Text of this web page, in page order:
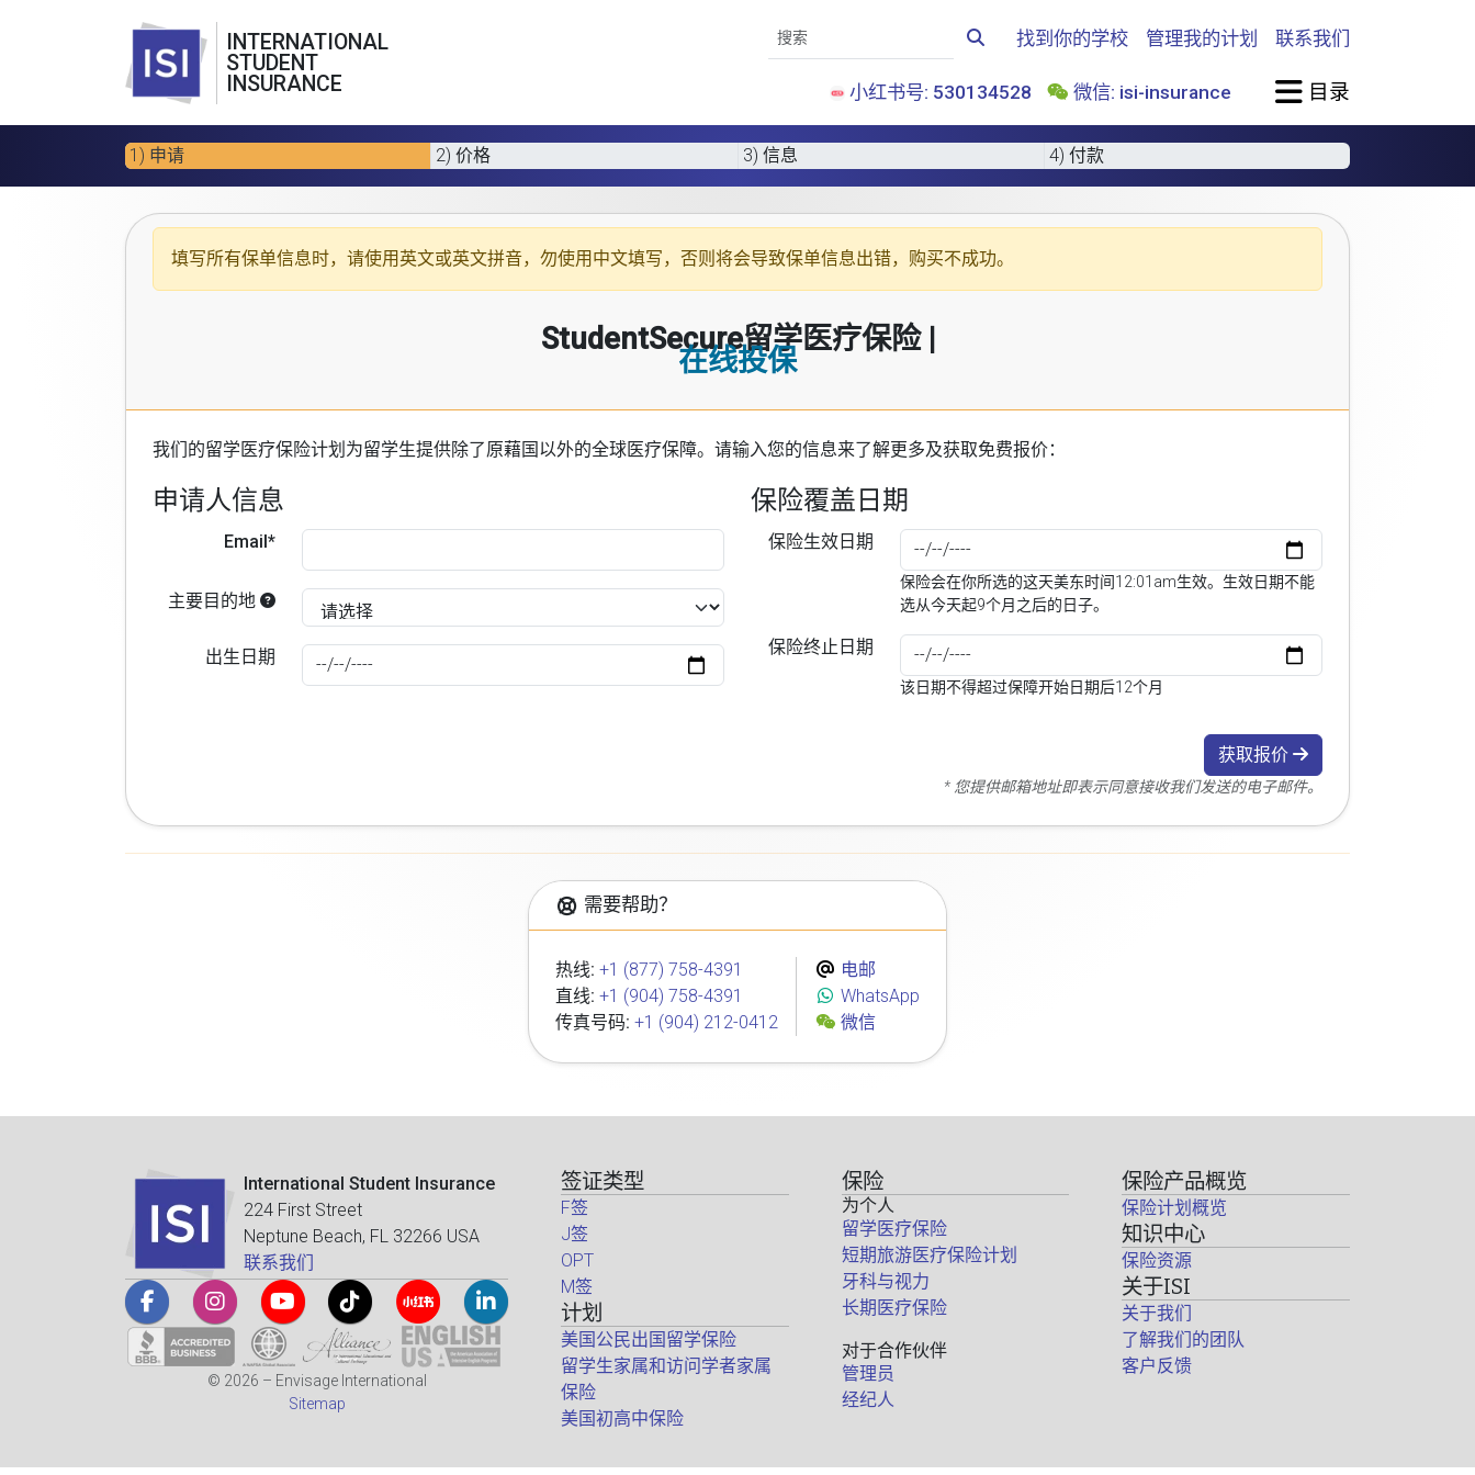
INTERNATIONAL
STUDENT
INSURANCE
找到你的学校 管理我的计划 联系我们
小红书号: 530134528 微信: isi-insurance 目录
1) 申请 2) 价格 3) 信息 4) 付款
填写所有保单信息时，请使用 英文或英文拼音，勿使用中文填写，否则将会导致保单信息出错，购买不成功。
StudentSecure留学医疗保险 |
在线投保
我们的留学医疗保险计划 为留学生提供除了原藉国以外的全球医疗保障。请输入您的信息来了解更多及获取免费报价：
申请人信息
Email*
主要目的地
出生日期
保险覆盖日期
保险生效日期
保险会在你所选的这天美东时间12:01am生效。生效日期不能
选从今天起9个月之后的日子。
保险终止日期
该日期不得超过保障开始日期后12个月
获取报价
* 您提供邮箱地址即表示同意接收我们发送的电子邮件。
需要帮助？
热线: +1 (877) 758-4391
直线: +1 (904) 758-4391
传真号码: +1 (904) 212-0412
电邮
WhatsApp
微信
International Student Insurance
224 First Street
Neptune Beach, FL 32266 USA
联系我们
© 2026 – Envisage International
Sitemap
签证类型
F签
J签
OPT
M签
计划
美国公民出国留学保险
留学生家属和访问学者家属
保险
美国初高中保险
保险
为个人
留学医疗保险
短期旅游医疗保险计划
牙科与视力
长期医疗保险
对于合作伙伴
管理员
经纪人
保险产品概览
保险计划概览
知识中心
保险资源
关于ISI
关于我们
了解我们的团队
客户反馈